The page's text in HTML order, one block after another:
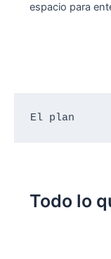
espacio para
El plan
Todo lo